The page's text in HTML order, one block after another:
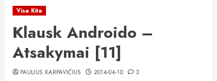
Visa Kita
Klausk Androido –
Atsakymai [11]
PAULIUS KARPAVIČIUS 2014-04-10 3